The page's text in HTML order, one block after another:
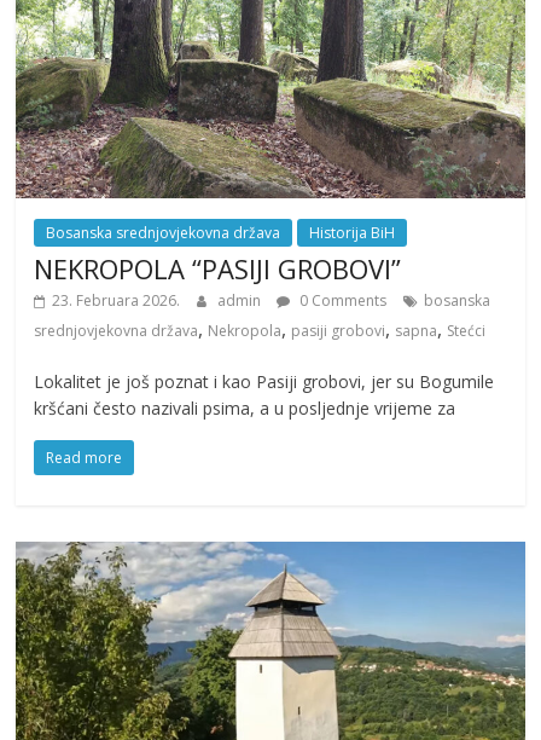
Bosanska srednjovjekovna država Historija BiH
NEKROPOLA “PASIJI GROBOVI”
23. Februara 2026. admin 0 Comments
bosanska
srednjovjekovna država, Nekropola, pasiji grobovi, sapna, Stećci
Lokalitet je još poznat i kao Pasiji grobovi, jer su Bogumile
kršćani često nazivali psima, a u posljednje vrijeme za
Read more